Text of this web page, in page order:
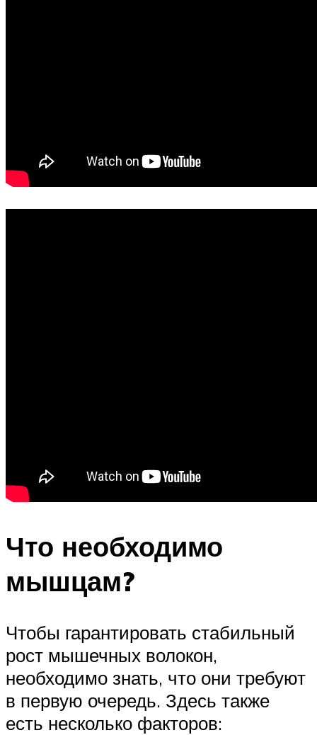
Что необходимо
мышцам?
Чтобы гарантировать стабильный
рост мышечных волокон,
необходимо знать, что они требуют
в первую очередь. Здесь также
есть несколько факторов: